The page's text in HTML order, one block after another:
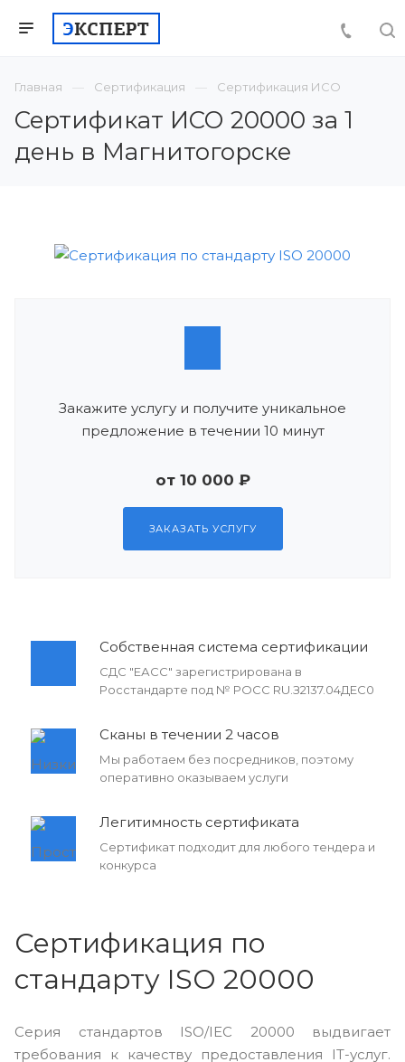
Главная Сертификация Сертификация ИСО
Сертификат ИСО 20000 за 1
день в Магнитогорске
Закажите услугу и получите уникальное
предложение в течении 10 минут
от 10 000 ₽
ЗАКАЗАТЬ УСЛУГУ
Собственная система сертификации
СДС "ЕАСС" зарегистрирована в
Росстандарте под № РОСС RU.З2137.04ДЕС0
Сканы в течении 2 часов
Мы работаем без посредников, поэтому
оперативно оказываем услуги
Легитимность сертификата
Сертификат подходит для любого тендера и
конкурса
Сертификация по
стандарту ISO 20000
Серия стандартов ISO/IEC 20000 выдвигает
требования к качеству предоставления IT-услуг.